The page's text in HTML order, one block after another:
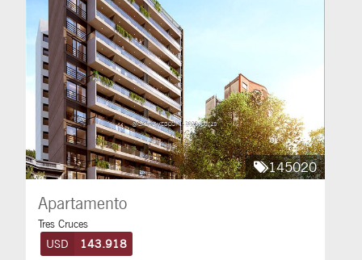
145020
Apartamento
Tres Cruces
USD 143.918